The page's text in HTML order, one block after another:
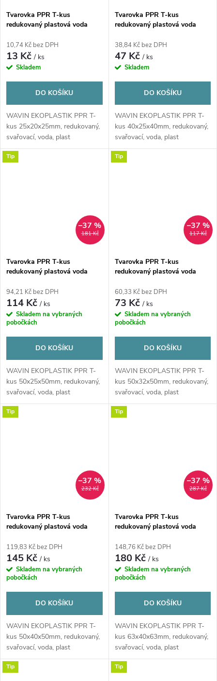
Tvarovka PPR T-kus
redukovaný plastová voda
10,74 Kč bez DPH
13 Kč/ ks
Skladem
DO KOŠÍKU
WAVIN EKOPLASTIK PPR T-
kus 25x20x25mm, redukovaný,
svařovací, voda, plast
Tvarovka PPR T-kus
redukovaný plastová voda
38,84 Kč bez DPH
47 Kč/ ks
Skladem
DO KOŠÍKU
WAVIN EKOPLASTIK PPR T-
kus 40x25x40mm, redukovaný,
svařovací, voda, plast
Tip
181 Kč
–37 %
Tvarovka PPR T-kus
redukovaný plastová voda
94,21 Kč bez DPH
114 Kč/ ks
Skladem na vybraných
pobočkách
DO KOŠÍKU
WAVIN EKOPLASTIK PPR T-
kus 50x25x50mm, redukovaný,
svařovací, voda, plast
Tip
117 Kč
–37 %
Tvarovka PPR T-kus
redukovaný plastová voda
60,33 Kč bez DPH
73 Kč/ ks
Skladem na vybraných
pobočkách
DO KOŠÍKU
WAVIN EKOPLASTIK PPR T-
kus 50x32x50mm, redukovaný,
svařovací, voda, plast
Tip
232 Kč
–37 %
Tvarovka PPR T-kus
redukovaný plastová voda
119,83 Kč bez DPH
145 Kč/ ks
Skladem na vybraných
pobočkách
DO KOŠÍKU
WAVIN EKOPLASTIK PPR T-
kus 50x40x50mm, redukovaný,
svařovací, voda, plast
Tip
287 Kč
–37 %
Tvarovka PPR T-kus
redukovaný plastová voda
148,76 Kč bez DPH
180 Kč/ ks
Skladem na vybraných
pobočkách
DO KOŠÍKU
WAVIN EKOPLASTIK PPR T-
kus 63x40x63mm, redukovaný,
svařovací, voda, plast
Tip Tip